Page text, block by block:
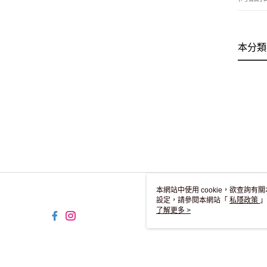
本分
本網站中使用 cookie，欲查詢有
設定，請參閱本網站「 私隱政策
用 cookie。
了解更多 >